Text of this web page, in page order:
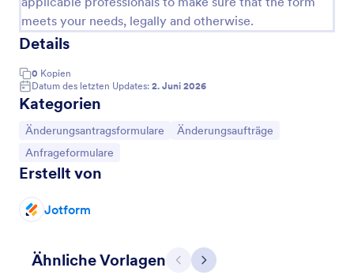
meets your needs, legally and otherwise.
Details
0 Kopien
Datum des letzten Updates: 2. Juni 2026
Kategorien
Zur Kategorie:
Änderungsantragsformulare Zur Kategorie:
Änderungsaufträge
Zur Kategorie:
Anfrageformulare
Erstellt von
Jotform
Ähnliche Vorlagen ZurückWeiter
Korrekturanträgen und unterstützt Führungskräfte
bei der schnellen Prüfung und Freigabe von